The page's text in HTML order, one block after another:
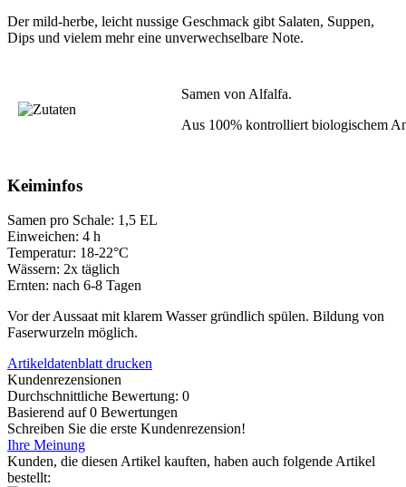
Der mild-herbe, leicht nussige Geschmack gibt Salaten, Suppen,
Dips und vielem mehr eine unverwechselbare Note.
Samen von Alfalfa.
Aus 100% kontrolliert biologischem
Keiminfos
Samen pro Schale: 1,5 EL
Einweichen: 4 h
Temperatur: 18-22°C
Wässern: 2x täglich
Ernten: nach 6-8 Tagen
Vor der Aussaat mit klarem Wasser gründlich spülen. Bildung von
Faserwurzeln möglich.
Artikeldatenblatt drucken
Kundenrezensionen
Durchschnittliche Bewertung: 0
Basierend auf 0 Bewertungen
Schreiben Sie die erste Kundenrezension!
Ihre Meinung
Kunden, die diesen Artikel kauften, haben auch folgende Artikel
bestellt: